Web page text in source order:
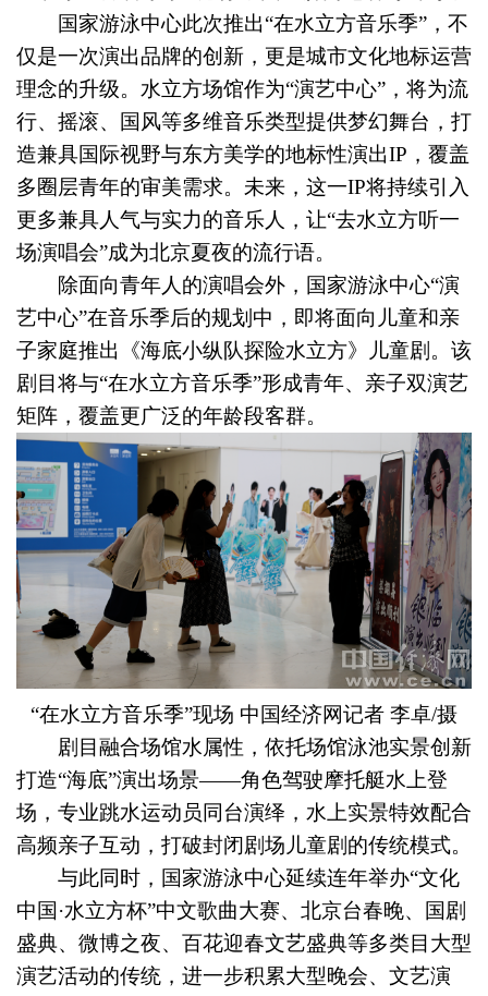
国家游泳中心此次推出“在水立方音乐季”，不
仅是一次演出品牌的创新，更是城市文化地标运营
理念的升级。水立方场馆作为“演艺中心”，将为流
行、摇滚、国风等多维音乐类型提供梦幻舞台，打
造兼具国际视野与东方美学的地标性演出IP，覆盖
多圈层青年的审美需求。未来，这一IP将持续引入
更多兼具人气与实力的音乐人，让“去水立方听一
场演唱会”成为北京夏夜的流行语。
除面向青年人的演唱会外，国家游泳中心“演
艺中心”在音乐季后的规划中，即将面向儿童和亲
子家庭推出《海底小纵队探险水立方》儿童剧。该
剧目将与“在水立方音乐季”形成青年、亲子双演艺
矩阵，覆盖更广泛的年龄段客群。
“在水立方音乐季”现场 中国经济网记者 李卓/摄
剧目融合场馆水属性，依托场馆泳池实景创新
打造“海底”演出场景——角色驾驶摩托艇水上登
场，专业跳水运动员同台演绎，水上实景特效配合
高频亲子互动，打破封闭剧场儿童剧的传统模式。
与此同时，国家游泳中心延续连年举办“文化
中国·水立方杯”中文歌曲大赛、北京台春晚、国剧
盛典、微博之夜、百花迎春文艺盛典等多类目大型
演艺活动的传统，进一步积累大型晚会、文艺演